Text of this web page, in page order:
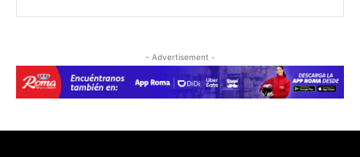
- Advertisement -